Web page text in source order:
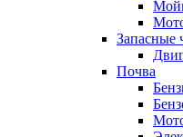
Запасные
Почва